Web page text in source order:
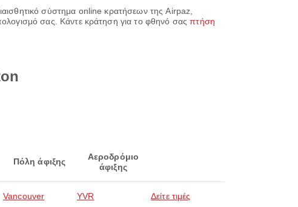
σύστημα online κρατήσεων της Airpaz,
σας. Κάντε κράτηση για το φθηνό σαςπτήση
Πόλη άφιξης
Αεροδρόμιο
άφιξης
Vancouver YVR Δείτε τιμές